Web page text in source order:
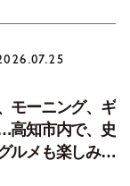
モーニング、ギ
知市内で、史
ルメも楽しみ尽